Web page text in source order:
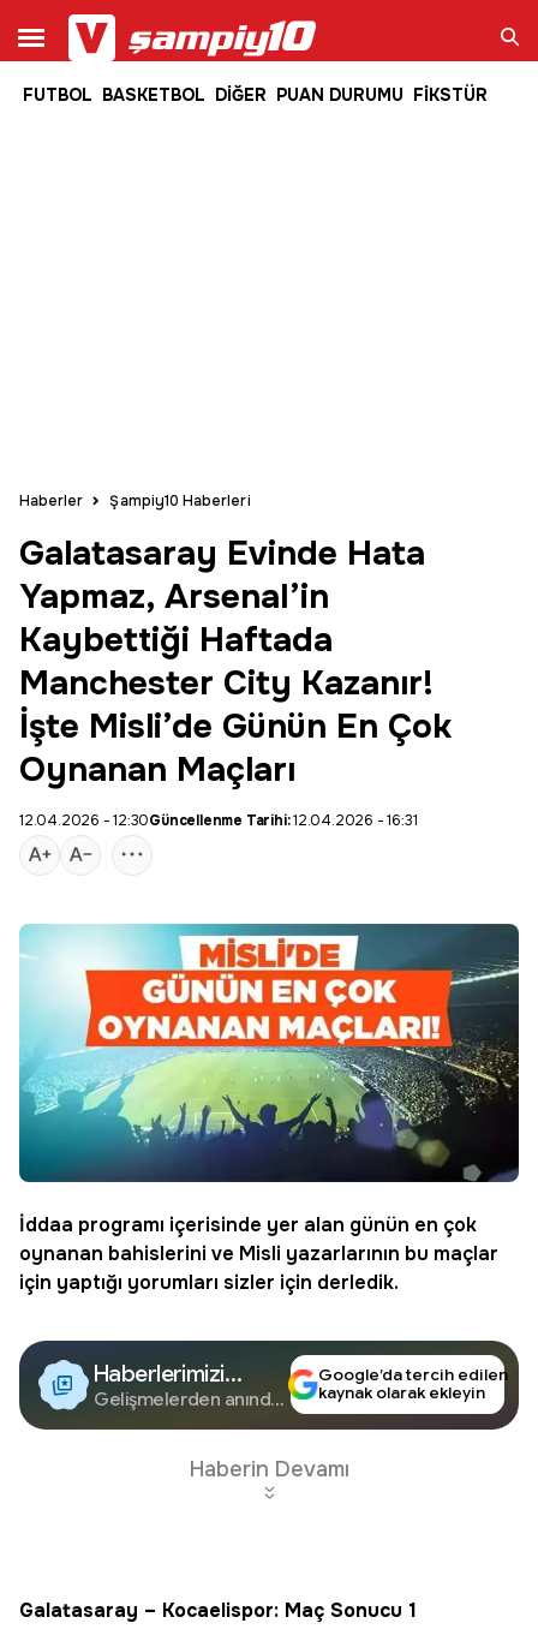
FUTBOL BASKETBOL DİĞER PUAN DURUMU FİKSTÜRAra
Haberler Şampiy10 Haberleri
Galatasaray Evinde Hata
Yapmaz, Arsenal’in
Kaybettiği Haftada
Manchester City Kazanır!
İşte Misli’de Günün En Çok
Oynanan Maçları
12.04.2026 - 12:30Güncellenme Tarihi:12.04.2026 - 16:31
İddaa programı içerisinde yer alan günün en çok
oynanan bahislerini ve Misli yazarlarının bu maçlar
için yaptığı yorumları sizler için derledik.
Haberlerimizi
Google'da Takip
Edin
Gelişmelerden anında
Google’da tercih edilen
kaynak olarak ekleyin
Haberin Devamı
Galatasaray – Kocaelispor: Maç Sonucu 1